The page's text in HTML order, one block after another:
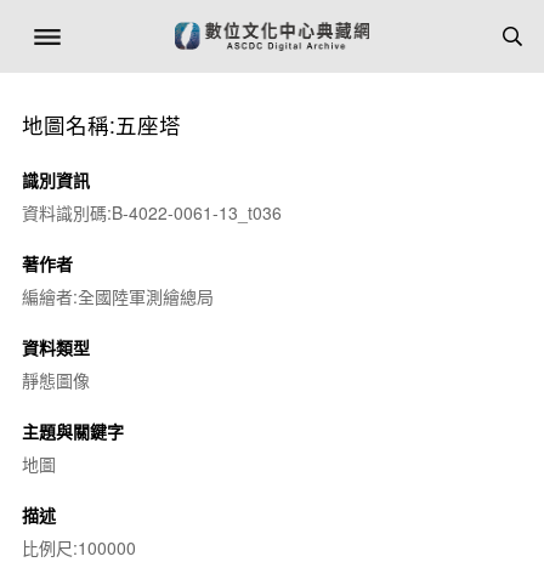
地圖名稱:五座塔
識別資訊
資料識別碼:B-4022-0061-13_t036
著作者
編繪者:全國陸軍測繪總局
資料類型
靜態圖像
主題與關鍵字
地圖
描述
比例尺:100000